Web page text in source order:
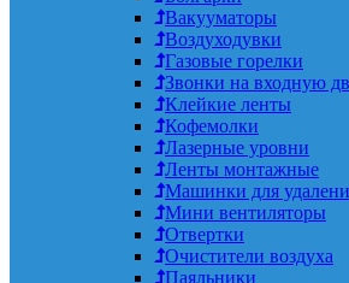
Вакууматоры
Воздуходувки
Газовые горелки
Звонки на входную
Клейкие ленты
Кофемолки
Лазерные уровни
Ленты монтажные
Машинки для
Мини вентиляторы
Отвертки
Очистители воздуха
Паяльники